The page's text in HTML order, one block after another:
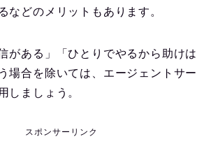
などのメリットもあります。
がある」「ひとりでやるから助けは
場合を除いては、エージェントサー
しましょう。
スポンサーリンク